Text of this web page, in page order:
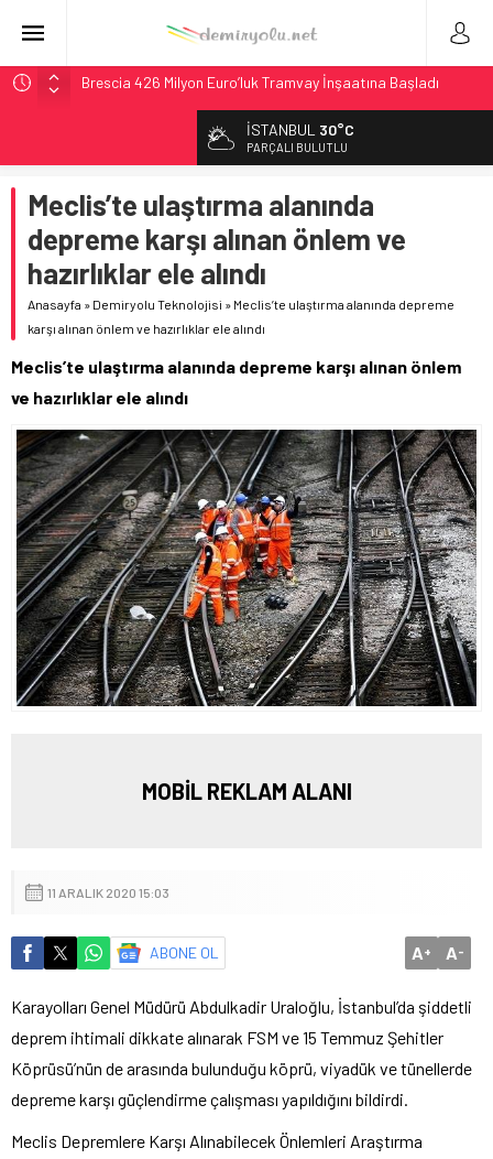
Brescia 426 Milyon Euro’luk Tramvay İnşaatına Başladı
Northern Railway Doğruladı: 308 Bin Rupiye Özel Vagonda
Chicago’da Metra Polisi BVLOS Drone’larla Müdahale
Süresini Kısalttı
NJ Transit’ten Tarihi Bütçe: 46 Yılın Rekoru Onaylandı
České dráhy 101 Yaşındaki Buharlıyı Šumava Seferlerine
Çıkarıyor
İSTANBUL 30°C
PARÇALI BULUTLU
Meclis’te ulaştırma alanında
depreme karşı alınan önlem ve
hazırlıklar ele alındı
Anasayfa » Demiryolu Teknolojisi » Meclis’te ulaştırma alanında depreme
karşı alınan önlem ve hazırlıklar ele alındı
Meclis’te ulaştırma alanında depreme karşı alınan önlem
ve hazırlıklar ele alındı
MOBİL REKLAM ALANI
11 ARALIK 2020 15:03
ABONE OL A+ A-
Karayolları Genel Müdürü Abdulkadir Uraloğlu, İstanbul’da şiddetli
deprem ihtimali dikkate alınarak FSM ve 15 Temmuz Şehitler
Köprüsü’nün de arasında bulunduğu köprü, viyadük ve tünellerde
depreme karşı güçlendirme çalışması yapıldığını bildirdi.
Meclis Depremlere Karşı Alınabilecek Önlemleri Araştırma